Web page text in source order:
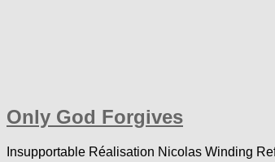
Only God Forgives
Insupportable Réalisation Nicolas Winding